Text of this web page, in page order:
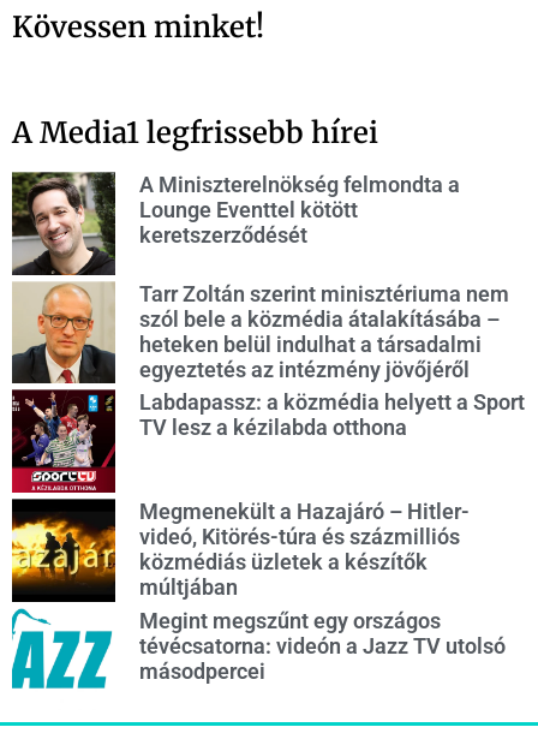
Kövessen minket!
A Media1 legfrissebb hírei
A Miniszterelnökség felmondta a
Lounge Eventtel kötött
keretszerződését
Tarr Zoltán szerint minisztériuma nem
szól bele a közmédia átalakításába –
heteken belül indulhat a társadalmi
egyeztetés az intézmény jövőjéről
Labdapassz: a közmédia helyett a Sport
TV lesz a kézilabda otthona
Megmenekült a Hazajáró – Hitler-
videó, Kitörés-túra és százmilliós
közmédiás üzletek a készítők
múltjában
Megint megszűnt egy országos
tévécsatorna: videón a Jazz TV utolsó
másodpercei